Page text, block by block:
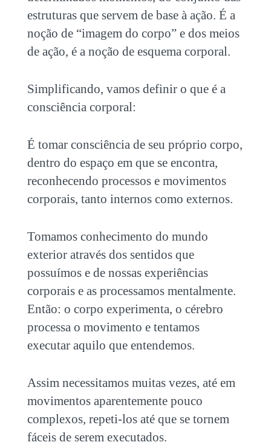
estruturas que servem de base à ação. É a
noção de “imagem do corpo” e dos meios
de ação, é a noção de esquema corporal.
Simplificando, vamos definir o que é a
consciência corporal:
É tomar consciência de seu próprio corpo,
dentro do espaço em que se encontra,
reconhecendo processos e movimentos
corporais, tanto internos como externos.
Tomamos conhecimento do mundo
exterior através dos sentidos que
possuímos e de nossas experiências
corporais e as processamos mentalmente.
Então: o corpo experimenta, o cérebro
processa o movimento e tentamos
executar aquilo que entendemos.
Assim necessitamos muitas vezes, até em
movimentos aparentemente pouco
complexos, repeti-los até que se tornem
fáceis de serem executados.